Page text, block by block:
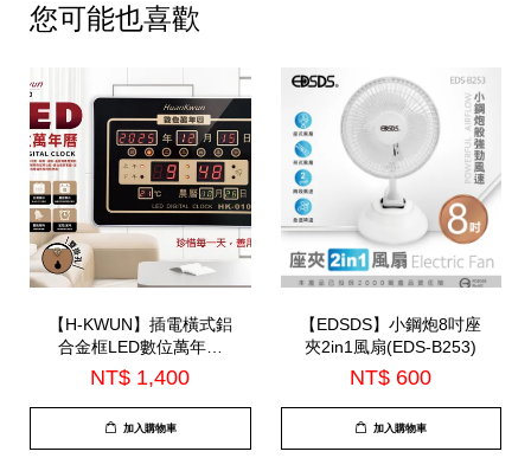
您可能也喜歡
【H-KWUN】插電橫式鋁
合金框LED數位萬年曆
(HK-010)
NT$ 1,400
加入購物車
【EDSDS】小鋼炮8吋座
夾2in1風扇(EDS-B253)
NT$ 600
加入購物車